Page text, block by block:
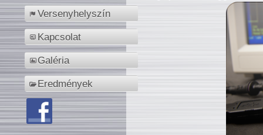
Versenyhelyszín
Kapcsolat
Galéria
Eredmények